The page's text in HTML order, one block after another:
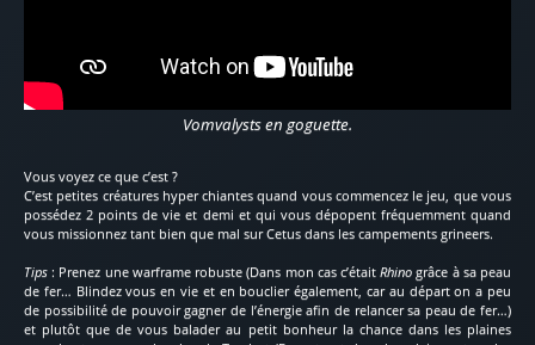
Vomvalysts en goguette.
Vous voyez ce que c’est ?
C’est petites créatures hyper chiantes quand vous commencez le jeu, que vous
possédez 2 points de vie et demi et qui vous dépopent fréquemment quand
vous missionnez tant bien que mal sur Cetus dans les campements grineers.
Tips : Prenez une warframe robuste (Dans mon cas c’étaitRhino grâce à sa peau
de fer… Blindez vous en vie et en bouclier également, car au départ on a peu
de possibilité de pouvoir gagner de l’énergie afin de relancer sa peau de fer…)
et plutôt que de vous balader au petit bonheur la chance dans les plaines